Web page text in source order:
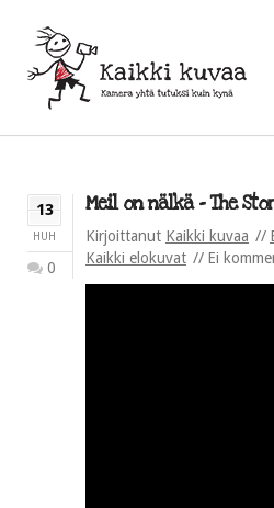
13
HUH
0
Meil on nälkä – The
Kirjoittanut Kaikki kuvaa
Kaikki elokuvat
Ei